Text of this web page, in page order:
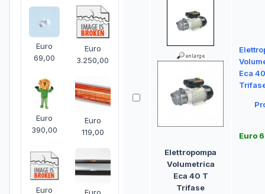
Euro
69,00
Euro
3.250,00
Euro
390,00
Euro
119,00
Euro
Elettropompa
Volumetrica
Eca 40 T
Trifase
Eca
Euro